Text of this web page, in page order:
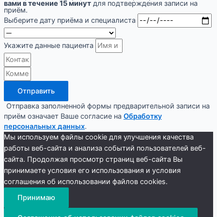
вами в течение 15 минут для подтверждения записи на
приём.
Выберите дату приёма и специалиста
Укажите данные пациента
Отправить
Отправка заполненной формы предварительной записи на
приём означает Ваше согласие на Обработку
персональных данных.
Мы используем файлы cookie для улучшения качества
работы веб-сайта и анализа событий пользователей веб-
сайта. Продолжая просмотр страниц веб-сайта Вы
принимаете условия его использования и условия
соглашения об использовании файлов cookies.
Принимаю